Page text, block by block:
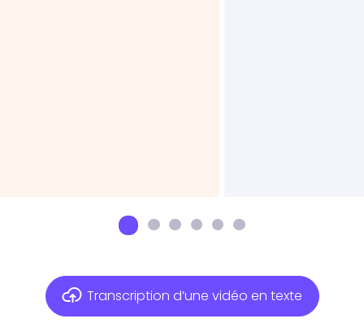
Transcription d’une vidéo en texte